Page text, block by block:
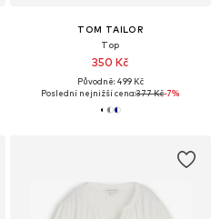
TOM TAILOR
Top
350 Kč
Původně: 499 Kč
Poslední nejnižší cena:377 Kč-7%